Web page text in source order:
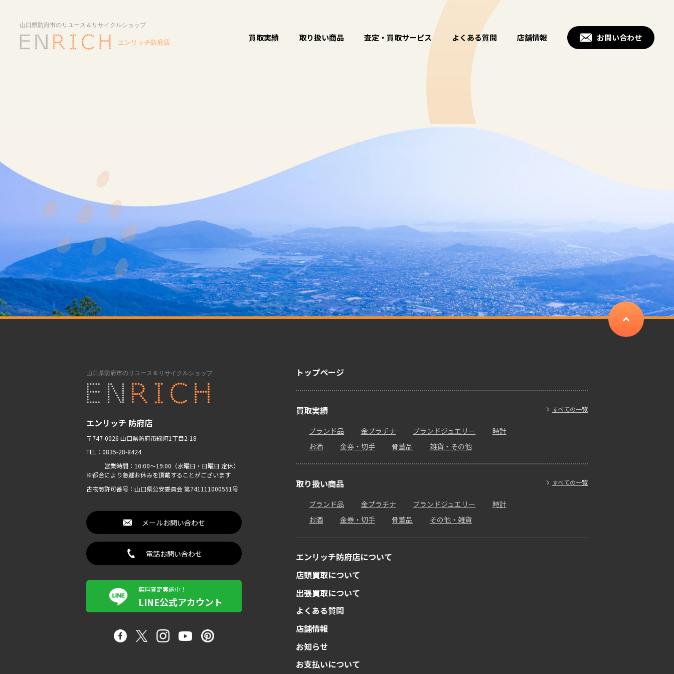
買取実績 取り扱い商品 査定・買取サービス よくある質問 店舗情報 お問い合わせ
エンリッチ 防府店
〒747-0026 山口県防府市緑町1丁目2-18
TEL：0835-28-8424
営業時間：10:00〜19:00（水曜日・日曜日 定休）
※都合により急遽お休みを頂戴することがございます
古物商許可番号：山口県公安委員会 第741111000551号
メールお問い合わせ
電話お問い合わせ
無料査定実施中！
LINE公式アカウント
トップページ
すべての一覧
買取実績
ブランド品 金プラチナ ブランドジュエリー
時計
お酒
金券・切手 骨董品 雑貨・その他
すべての一覧
取り扱い商品
ブランド品 金プラチナ ブランドジュエリー
時計
お酒
金券・切手 骨董品 その他・雑貨
エンリッチ防府店について
店頭買取について
出張買取について
よくある質問
店舗情報
お知らせ
お支払いについて